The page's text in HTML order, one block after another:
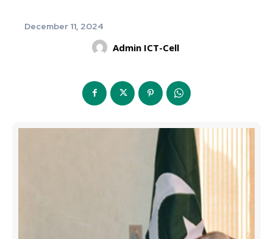
December 11, 2024
Admin ICT-Cell